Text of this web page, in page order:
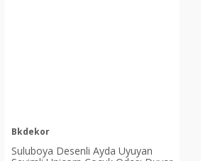
Bkdekor
Suluboya Desenli Ayda Uyuyan